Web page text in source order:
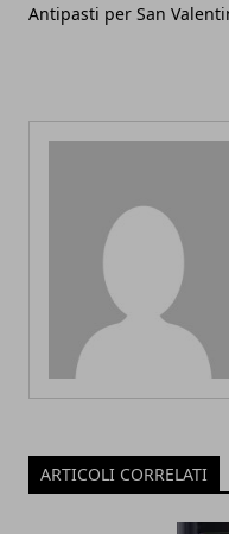
Antipasti per San
ARTICOLI CORRELATI